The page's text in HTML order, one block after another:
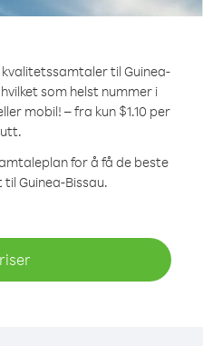
til Guinea-
som helst nummer i
mobil! – fra kun $1.10 per
for å få de beste
Guinea-Bissau.